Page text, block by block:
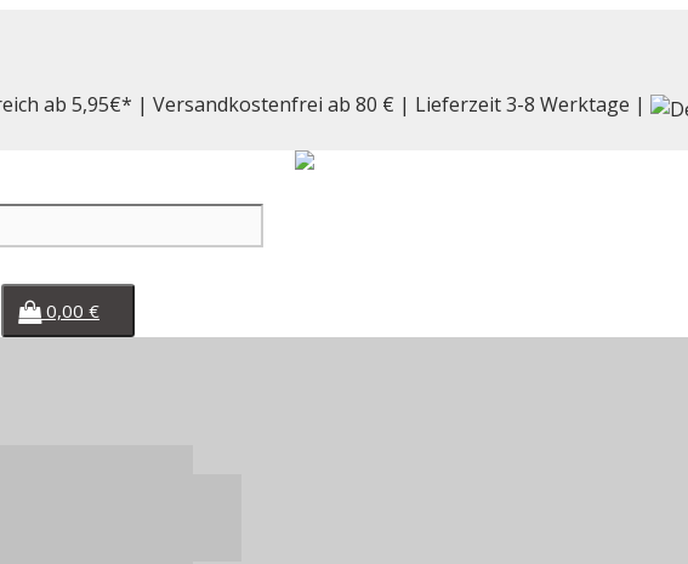
ab 5,95€* | Versandkostenfrei ab 80 € | Lieferzeit 3-8 Werktage |
0,00 €